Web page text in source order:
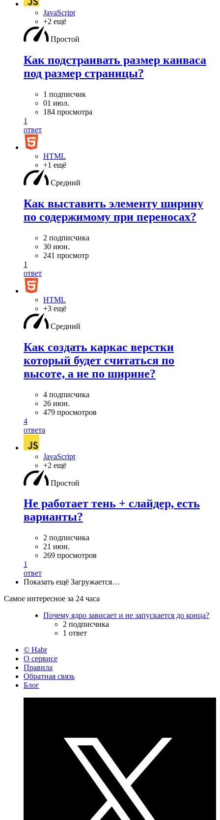
JavaScript
+2 ещё
Простой
Как подстраивать размер канваса
под размер страницы?
1 подписчик
01 июл.
184 просмотра
1
ответ
HTML
+1 ещё
Средний
Как выставить элементу ширину
по содержимому при переносах?
2 подписчика
30 июн.
241 просмотр
1
ответ
HTML
+3 ещё
Средний
Как создать каркас верстки
который будет считаться по
высоте, а не по ширине?
4 подписчика
26 июн.
479 просмотров
4
ответа
JavaScript
+2 ещё
Простой
Не работает тень + слайдер, есть
варианты?
2 подписчика
21 июн.
269 просмотров
1
ответ
Показать ещё Загружается…
Самое интересное за 24 часа
Почему ядро зависает и не запускается до конца?
2 подписчика
1 ответ
© Habr
О сервисе
Правила
Обратная связь
Блог